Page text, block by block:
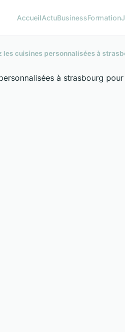
AccueilActuBusinessFormation
les cuisines personnalisées à